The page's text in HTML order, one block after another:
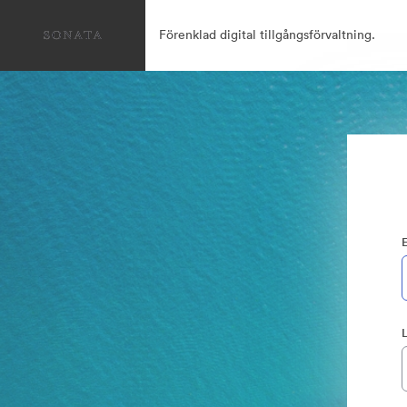
Förenklad digital tillgångsförvaltning.